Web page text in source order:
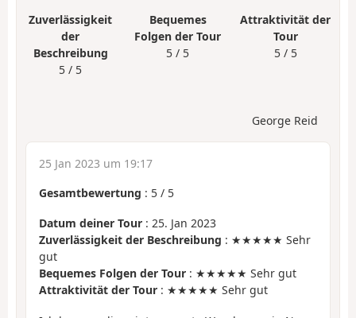
Zuverlässigkeit
der
Beschreibung
5 / 5
Bequemes
Folgen der Tour
5 / 5
Attraktivität der
Tour
5 / 5
George Reid
25 Jan 2023 um 19:17
Gesamtbewertung : 5 / 5
Datum deiner Tour : 25. Jan 2023
Zuverlässigkeit der Beschreibung : ★★★★★ Sehr
gut
Bequemes Folgen der Tour : ★★★★★ Sehr gut
Attraktivität der Tour : ★★★★★ Sehr gut